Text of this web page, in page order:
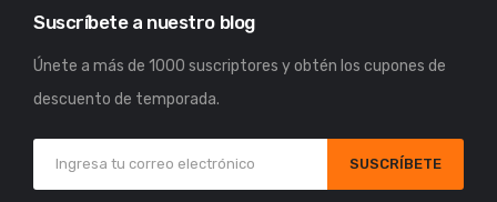
Suscríbete a nuestro blog
Únete a más de 1000 suscriptores y obtén los cupones de
descuento de temporada.
SUSCRÍBETE